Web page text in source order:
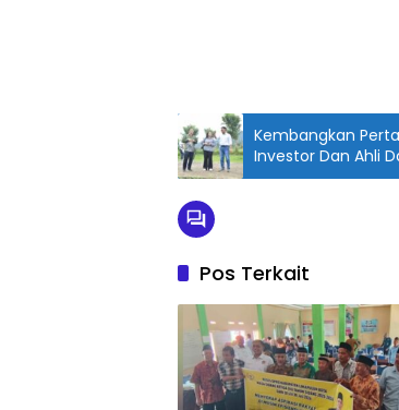
Kembangkan
Investor Dan Ahli
Pos Terkait